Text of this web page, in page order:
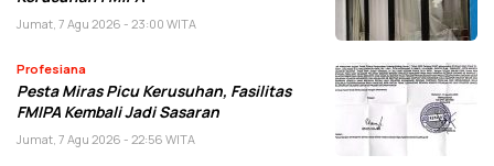
Jumat, 7 Agu 2026 - 23:00 WITA
Profesiana
Pesta Miras Picu Kerusuhan, Fasilitas
FMIPA Kembali Jadi Sasaran
Jumat, 7 Agu 2026 - 22:56 WITA